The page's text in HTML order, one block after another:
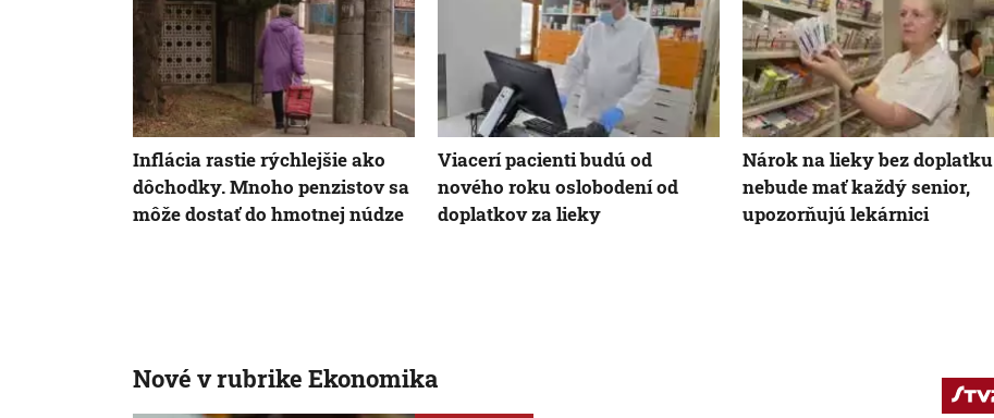
Inflácia rastie rýchlejšie ako
dôchodky. Mnoho penzistov sa
môže dostať do hmotnej núdze
Viacerí pacienti budú od
nového roku oslobodení od
doplatkov za lieky
Nárok na lieky bez doplatku
nebude mať každý senior,
upozorňujú lekárnici
Nové v rubrike Ekonomika